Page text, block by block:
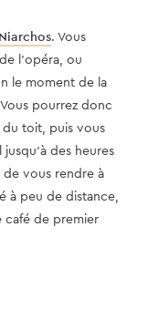
. Vous
l’opéra, ou
le moment de la
pourrez donc
du toit, puis vous
des heures
vous rendre à
à peu de distance,
café de premier